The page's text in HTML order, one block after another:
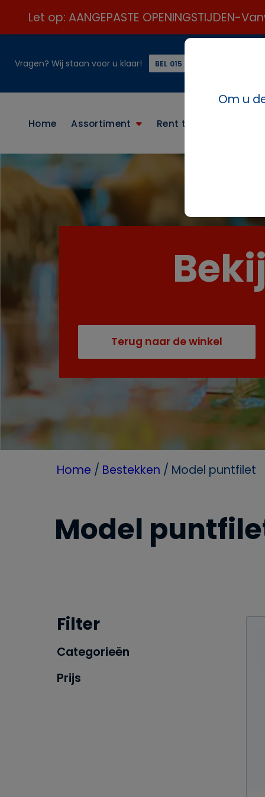
Let op: AANGEPASTE
Vragen? Wij staan voor u klaar! BEL 015 21 24 313 ☎️
Home Assortiment Rent the look
Terug naar de winkel
Home / Bestekken / Model puntfilet
Model
Filter
Categorieën
Prijs
Om u